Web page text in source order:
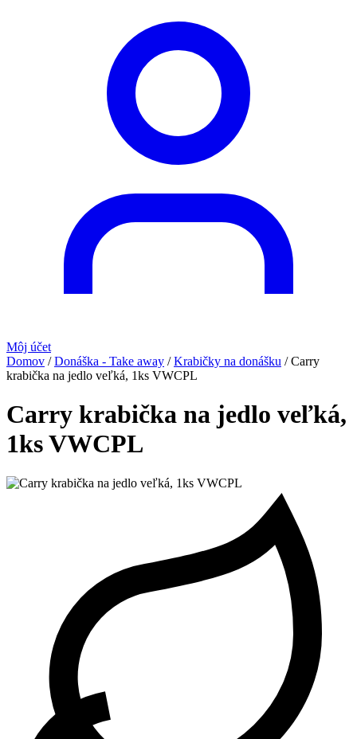
Môj účet
Domov /Donáška - Take away /Krabičky na donášku /Carry
krabička na jedlo veľká, 1ks VWCPL
Carry krabička na jedlo veľká,
1ks VWCPL